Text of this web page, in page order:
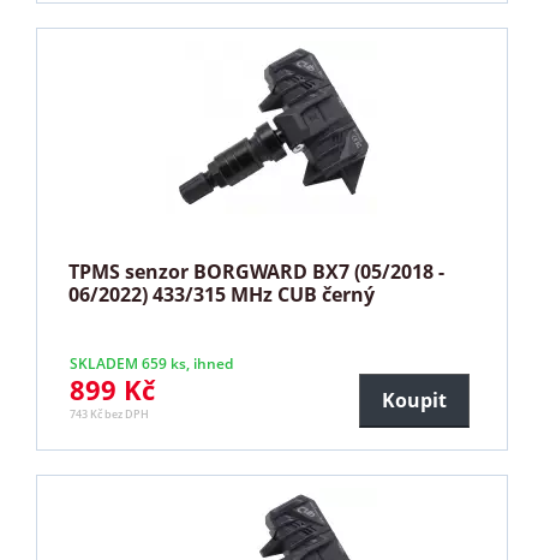
TPMS senzor BORGWARD BX7 (05/2018 -
06/2022) 433/315 MHz CUB černý
SKLADEM 659 ks, ihned
899 Kč
743 Kč bez DPH
Koupit